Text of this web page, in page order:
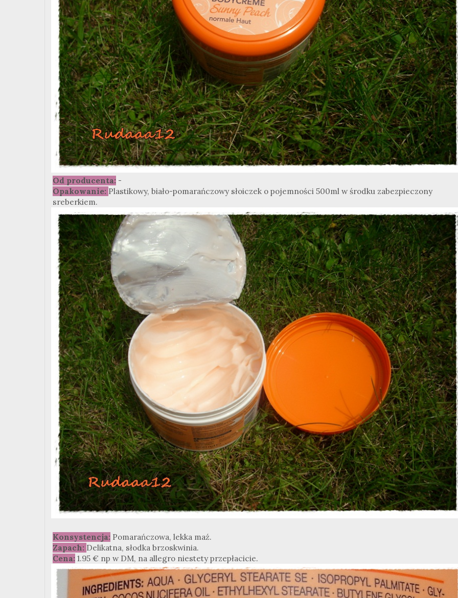
Od producenta: -
Opakowanie: Plastikowy, biało-pomarańczowy słoiczek o pojemności 500ml w środku zabezpieczony
sreberkiem.
Konsystencja: Pomarańczowa, lekka maź.
Zapach: Delikatna, słodka brzoskwinia.
Cena: 1.95 € np w DM, na allegro niestety przepłacicie.